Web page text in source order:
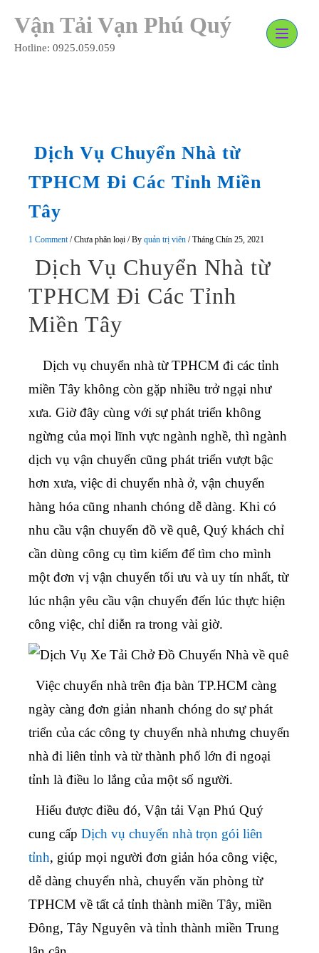
content
Vận Tải Vạn Phú Quý
Hotline: 0925.059.059
Dịch Vụ Chuyển Nhà từ
TPHCM Đi Các Tỉnh Miền
Tây
1 Comment /Chưa phân loại / By quản trị viên /Tháng Chín 25, 2021
Dịch Vụ Chuyển Nhà từ
TPHCM Đi Các Tỉnh
Miền Tây
Dịch vụ chuyển nhà từ TPHCM đi các tỉnh
miền Tây không còn gặp nhiều trở ngại như
xưa. Giờ đây cùng với sự phát triển không
ngừng của mọi lĩnh vực ngành nghề, thì ngành
dịch vụ vận chuyển cũng phát triển vượt bậc
hơn xưa, việc di chuyển nhà ở, vận chuyển
hàng hóa cũng nhanh chóng dễ dàng. Khi có
nhu cầu vận chuyển đồ về quê, Quý khách chỉ
cần dùng công cụ tìm kiếm để tìm cho mình
một đơn vị vận chuyển tối ưu và uy tín nhất, từ
lúc nhận yêu cầu vận chuyển đến lúc thực hiện
công việc, chỉ diễn ra trong vài giờ.
Việc chuyển nhà trên địa bàn TP.HCM càng
ngày càng đơn giản nhanh chóng do sự phát
triển của các công ty chuyển nhà nhưng chuyển
nhà đi liên tỉnh và từ thành phố lớn đi ngoại
tỉnh là điều lo lắng của một số người.
Hiểu được điều đó, Vận tải Vạn Phú Quý
cung cấp Dịch vụ chuyển nhà trọn gói liên
tỉnh, giúp mọi người đơn giản hóa công việc,
dễ dàng chuyển nhà, chuyển văn phòng từ
TPHCM về tất cả tỉnh thành miền Tây, miền
Đông, Tây Nguyên và tỉnh thành miền Trung